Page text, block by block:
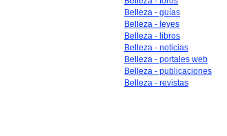
Belleza - guías
Belleza - leyes
Belleza - libros
Belleza - noticias
Belleza - portales web
Belleza - publicaciones
Belleza - revistas